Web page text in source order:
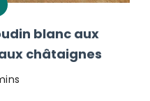
blanc aux
châtaignes